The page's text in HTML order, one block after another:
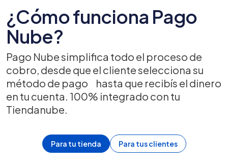
¿Cómo funciona Pago
Nube?
Pago Nube simplifica todo el proceso de
cobro, desde que el cliente selecciona su
método de pago hasta que recibís el dinero
en tu cuenta. 100% integrado con tu
Tiendanube.
Para tu tienda Para tus clientes